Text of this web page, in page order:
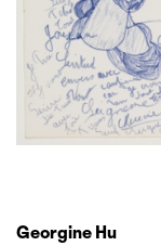
Georgine Hu